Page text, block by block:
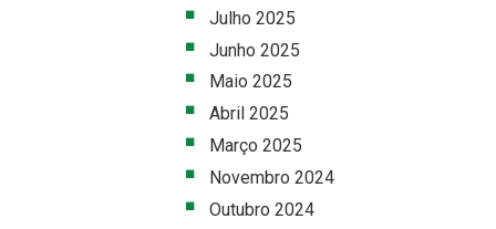
Julho 2025
Junho 2025
Maio 2025
Abril 2025
Março 2025
Novembro 2024
Outubro 2024